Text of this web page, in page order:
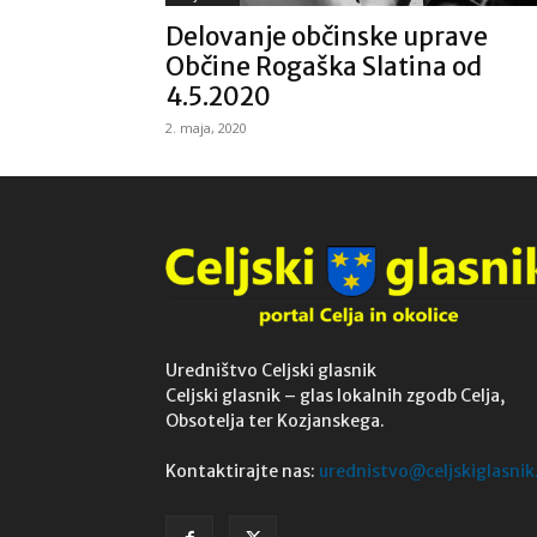
Delovanje občinske uprave
Občine Rogaška Slatina od
4.5.2020
2. maja, 2020
Uredništvo Celjski glasnik
Celjski glasnik – glas lokalnih zgodb Celja,
Obsotelja ter Kozjanskega.
Kontaktirajte nas: